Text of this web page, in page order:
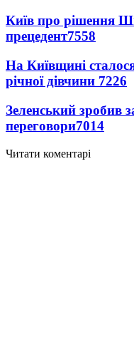
Київ про рішення
прецедент7558
На Київщині
річної дівчини 7226
Зеленський зробив
переговори7014
Читати коментарі